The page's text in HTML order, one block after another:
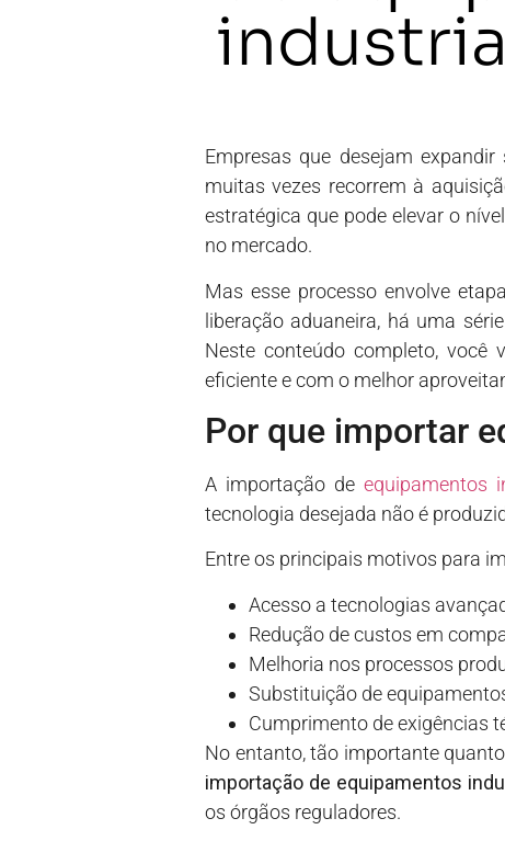
Empresas que desejam
muitas vezes recorrem à
estratégica que pode elevar o
no mercado.
Mas esse processo envolve
liberação aduaneira, há uma
Neste conteúdo completo, você
eficiente e com o melhor
Por que importar
A importação de equipamentos
tecnologia desejada não é
Entre os principais motivos para
Acesso a tecnologias
Redução de custos em
Melhoria nos processos
Substituição de
Cumprimento de exigências
No entanto, tão importante
importação de equipamentos
os órgãos reguladores.